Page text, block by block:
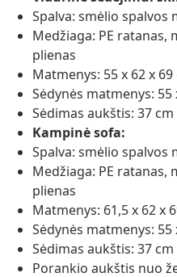
Spalva: smėlio spalvos
Medžiaga: PE
plienas
Matmenys: 55 x 62 x
Sėdynės matmenys:
Sėdimas aukštis: 37 cm
Kampinė sofa:
Spalva: smėlio spalvos
Medžiaga: PE
plienas
Matmenys: 61,5 x 62 x
Sėdynės matmenys:
Sėdimas aukštis: 37 cm
Porankio aukštis nuo